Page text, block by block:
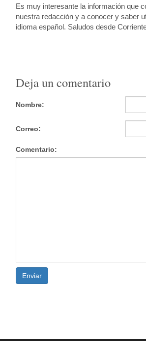
Es muy interesante la información que
nuestra redacción y a conocer y saber
idioma español. Saludos desde
Deja un comentario
Nombre:
Correo:
Comentario:
Enviar